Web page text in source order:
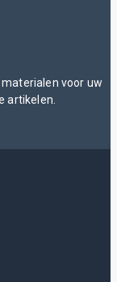
voor uw
artikelen.